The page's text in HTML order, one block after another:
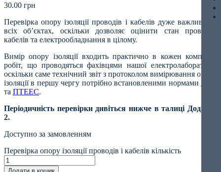
30.00 грн
Перевірка опору ізоляції проводів і кабелів дуже важлива на
всіх об’єктах, оскільки дозволяє оцінити стан проводів,
кабелів та електрообладнання в цілому.
Вимір опору ізоляції входить практично в кожен комплекс
робіт, що проводяться фахівцями нашої електролабораторії,
оскільки саме технічний звіт з протоколом вимірювання опору
ізоляції в першу чергу потрібно встановленими нормами ПУЕ
та ПТЕЕС.
Періодичність перевірки дивіться нижче в талиці Додатка
2.
Доступно за замовленням
Перевірка опору ізоляції проводів і кабелів кількість